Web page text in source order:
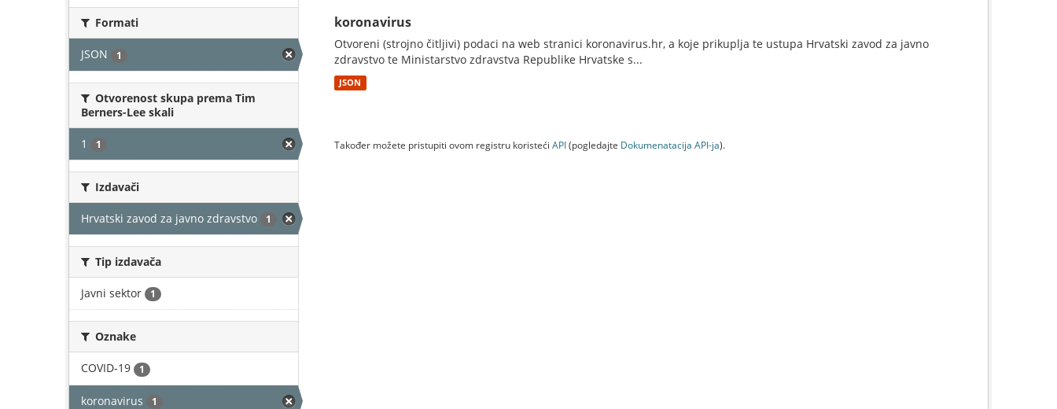
Formati
JSON 1
Otvorenost skupa prema Tim
Berners-Lee skali
1 1
Izdavači
Hrvatski zavod za javno zdravstvo 1
Tip izdavača
Javni sektor 1
Oznake
COVID-19 1
koronavirus 1
koronavirus
Otvoreni (strojno čitljivi) podaci na web stranici koronavirus.hr, a koje prikuplja te ustupa Hrvatski zavod za javno
zdravstvo te Ministarstvo zdravstva Republike Hrvatske s...
JSON
Također možete pristupiti ovom registru koristeći API(pogledajte Dokumenаtаcijа API-jа).